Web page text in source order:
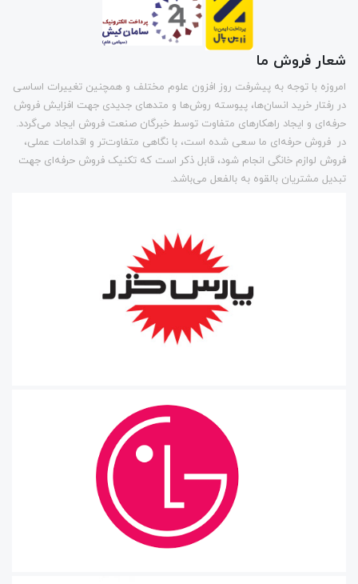
شعار فروش ما
امروزه با توجه به پیشرفت روز افزون علوم مختلف و همچنین تغییرات اساسی
در رفتار خرید انسان‌ها، پیوسته روش‌ها و متد‌های جدیدی جهت افزایش فروش
حرفه‌ای و ایجاد راهکارهای متفاوت توسط خبرگان صنعت فروش ایجاد می‌گردد.
در فروش حرفه‌ای ما سعی شده است، با نگاهی متفاوت‌تر و اقدامات عملی،
فروش لوازم خانگی انجام شود، قابل ذکر است که تکنیک فروش حرفه‌ای جهت
تبدیل مشتریان بالقوه به بالفعل می‌باشد.